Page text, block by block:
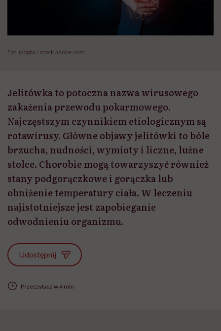
Fot. ipopba / stock.adobe.com
Jelitówka to potoczna nazwa wirusowego
zakażenia przewodu pokarmowego.
Najczęstszym czynnikiem etiologicznym są
rotawirusy. Główne objawy jelitówki to bóle
brzucha, nudności, wymioty i liczne, luźne
stolce. Chorobie mogą towarzyszyć również
stany podgorączkowe i gorączka lub
obniżenie temperatury ciała. W leczeniu
najistotniejsze jest zapobieganie
odwodnieniu organizmu.
Udostępnij
Przeczytasz w 4 min